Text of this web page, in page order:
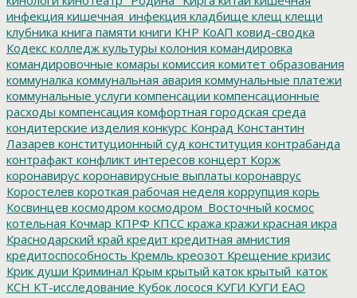
инфекция кишечная_инфекция кладбище клещ клещи
клубника книга памяти книги КНР КоАП ковид-сводка
Кодекс колледж культуры колония командировка
командировочные комары комиссия комитет образования
коммуналка коммунальная авария коммунальные платежи
коммунальные услуги компенсации компенсационные
расходы компенсация комфортная городская среда
кондитерские изделия конкурс Конрад Константин
Лазарев конституционный суд конституция контрабанда
контрафакт конфликт интересов концерт Корж
коронавирус коронавирусные выплаты коронаврус
Коростелев короткая рабочая неделя коррупция корь
Косвинцев космодром космодром_Восточный космос
котельная Кочмар КПРФ КПСС кража кражи красная икра
Краснодарский край кредит кредитная амнистия
кредитоспособность Кремль креозот Крещение кризис
Крик души Криминал Крым крытый каток крытый_каток
КСН КТ-исследование Кубок лосося КУГИ КУГИ ЕАО